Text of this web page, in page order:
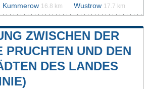
Kummerow 16.8 km Wustrow 17.7 km
ZWISCHEN DER
PRUCHTEN UND DEN
DES LANDES